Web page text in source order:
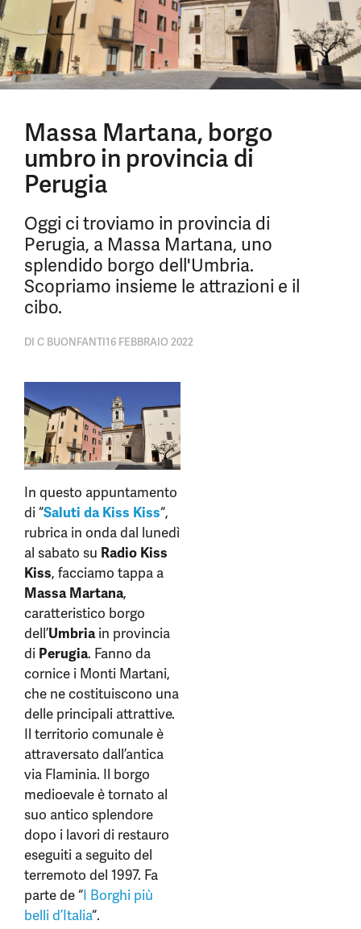
Massa Martana, borgo
umbro in provincia di
Perugia
Oggi ci troviamo in provincia di
Perugia, a Massa Martana, uno
splendido borgo dell'Umbria.
Scopriamo insieme le attrazioni e il
cibo.
DI C BUONFANTI16 FEBBRAIO 2022
In questo appuntamento
di “Saluti da Kiss Kiss“,
rubrica in onda dal lunedì
al sabato su Radio Kiss
Kiss, facciamo tappa a
Massa Martana,
caratteristico borgo
dell’Umbriain provincia
di Perugia. Fanno da
cornice i Monti Martani,
che ne costituiscono una
delle principali attrattive.
Il territorio comunale è
attraversato dall’antica
via Flaminia. Il borgo
medioevale è tornato al
suo antico splendore
dopo i lavori di restauro
eseguiti a seguito del
terremoto del 1997. Fa
parte de “I Borghi più
belli d’Italia“.